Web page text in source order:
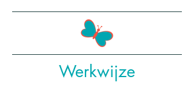
Werkwijze